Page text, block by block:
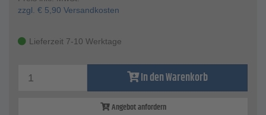
zzgl. € 5,90 Versandkosten
Lieferzeit 7-10 Werktage
In den Warenkorb
Angebot anfordern